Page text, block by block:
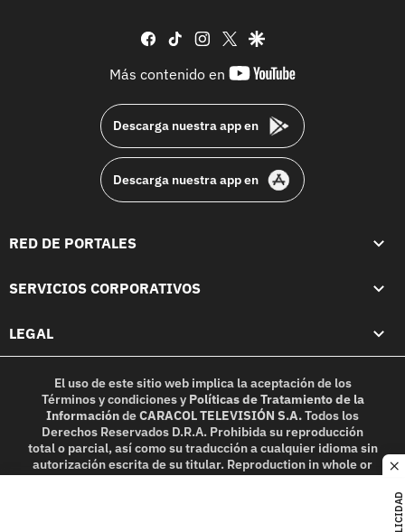
facebook
tiktok instagram
twittergoogle
Más contenido en
youtube-
Descarga nuestra app en
Descarga nuestra app en
RED DE PORTALES
SERVICIOS CORPORATIVOS
LEGAL
El uso de este sitio web implica la aceptación de los
Términos y condicionesy Políticas de Tratamiento de la
InformacióndeCARACOL TELEVISIÓN S.A.Todos los
Derechos Reservados D.R.A. Prohibida su reproducción
total o parcial, así como su traducción a cualquier idioma sin
autorización escrita de su titular. Reproduction in whole or